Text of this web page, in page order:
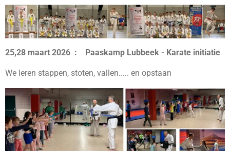
25,28 maart 2026 : Paaskamp Lubbeek - Karate initiatie
We leren stappen, stoten, vallen..... en opstaan